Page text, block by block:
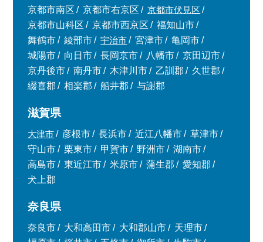
京都市南区
京都市右京区
京都市伏見区
京都市山科区
京都市西京区
福知山市
舞鶴市
綾部市 宇治市 宮津市
亀岡市
城陽市
向日市 長岡京市 八幡市
京田辺市
京丹後市
南丹市 木津川市 乙訓郡
久世郡
綴喜郡
相楽郡 船井郡 与謝郡
滋賀県
大津市 彦根市 長浜市 近江八幡市
草津市
守山市
栗東市 甲賀市 野洲市
湖南市
高島市
東近江市 米原市 蒲生郡
愛知郡
犬上郡
奈良県
奈良市 大和高田市 大和郡山市
天理市